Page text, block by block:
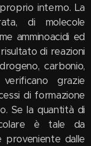
interno. La
di molecole
amminoacidi ed
di reazioni
carbonio,
grazie
di formazione
Se la quantità di
è tale da
proveniente dalle